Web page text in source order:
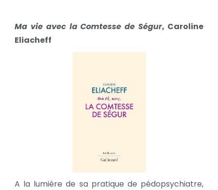
Ma vie avec la Comtesse de Ségur, Caroline
Eliacheff
A la lumière de sa pratique de pédopsychiatre,